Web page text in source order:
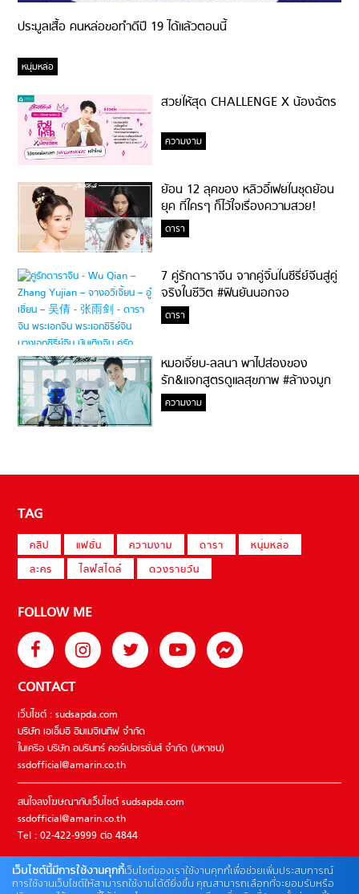
ประมูลเสื้อ คนหล่อขอทำดีปี 19 ได้แล้วตอนนี้
หนุ่มหล่อ
สวยให้สุด CHALLENGE X น้องฉัตร
ความงาม
ย้อน 12 ลุคของ หลิวอี้เฟยในชุดย้อน
ยุค ที่ใครๆ ก็ไว้ใจเรื่องความสวย!
ดารา
7 คู่รักดาราจีน จากคู่จิ้นในซีรี่ย์จีนสู่คู่
จริงในชีวิต #ฟินยันนอกจอ
ดารา
หมอเจี๊ยบ-ลลนา พาไปส่องของ
รัก&แจกสูตรดูแลสุขภาพ #ล้างจมูก
ไม่ยากจะสอนให้
ความงาม
TAG
คลิป แฟชั่น ความงาม ดารา
หนุ่มหล่อ
ละคร
ไลฟ์สไตล์ ดวงรายวัน
FOLLOW ME
CONTACT
เว็บไซต์ : sudsapda.com
บริษัท เอเอ็มอี อิมเมจิเนทีฟ จำกัด
ในเครือ บริษัท อมรินทร์ คอร์เปอเรชั่นส์ จำกัด (มหาชน)
ssdofficial@amarin.co.th
สนใจลงโฆษณากับเว็บไซต์ sudsapda.com
ssdofficial@amarin.co.th
Tel : 02-422-9999 ต่อ 4844
ติดต่อแจ้งปัญหาหรือร้องเรียน
เว็บไซต์นี้มีการใช้งานคุกกี้เว็บไซต์ของเราใช้งานคุกกี้เพื่อช่วยเพิ่มประสบการณ์
การใช้งานเว็บไซต์ให้สามารถใช้งานได้ดียิ่งขึ้น คุณสามารถเลือกที่จะยอมรับหรือ